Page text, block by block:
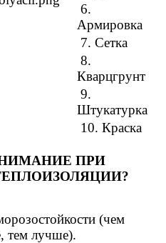
6.
Армировка
7. Сетка
8.
Кварцгрунт
9.
Штукатурка
10. Краска
ПРИ
(чем
тем лучше).